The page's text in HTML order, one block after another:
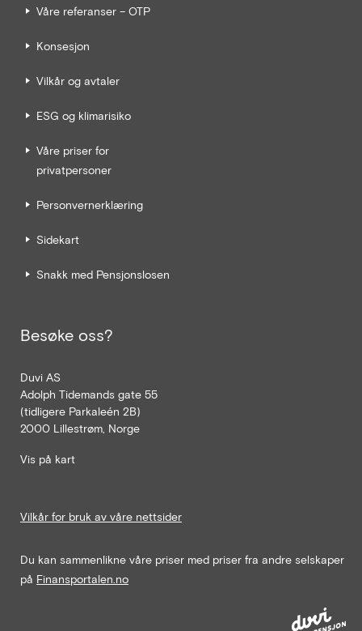
Våre referanser – OTP
Konsesjon
Vilkår og avtaler
ESG og klimarisiko
Våre priser for
privatpersoner
Personvernerklæring
Sidekart
Snakk med Pensjonslosen
Besøke oss?
Duvi AS
Adolph Tidemands gate 55
(tidligere Parkaleén 2B)
2000 Lillestrøm, Norge
Vis på kart
Vilkår for bruk av våre nettsider
Du kan sammenlikne våre priser med priser fra andre selskaper
på Finansportalen.no